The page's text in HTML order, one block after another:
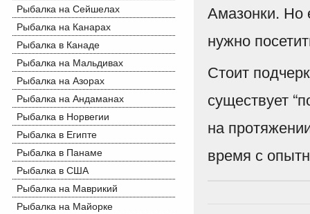
Рыбалка на Сейшелах
Рыбалка на Канарах
Рыбалка в Канаде
Рыбалка на Мальдивах
Рыбалка на Азорах
Рыбалка на Андаманах
Рыбалка в Норвегии
Рыбалка в Египте
Рыбалка в Панаме
Рыбалка в США
Рыбалка на Маврикий
Рыбалка на Майорке
Амазонки. Но
нужно
Стоит
существует
на
время с